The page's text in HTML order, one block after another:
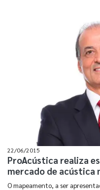
22/06/2015
ProAcústica realiza
mercado de acústica
O mapeamento, a ser